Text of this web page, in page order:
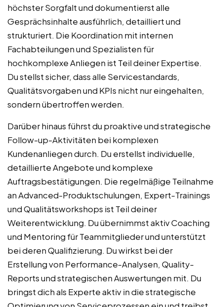
höchster Sorgfalt und dokumentierst alle
Gesprächsinhalte ausführlich, detailliert und
strukturiert. Die Koordination mit internen
Fachabteilungen und Spezialisten für
hochkomplexe Anliegen ist Teil deiner Expertise.
Du stellst sicher, dass alle Servicestandards,
Qualitätsvorgaben und KPIs nicht nur eingehalten,
sondern übertroffen werden.
Darüber hinaus führst du proaktive und strategische
Follow-up-Aktivitäten bei komplexen
Kundenanliegen durch. Du erstellst individuelle,
detaillierte Angebote und komplexe
Auftragsbestätigungen. Die regelmäßige Teilnahme
an Advanced-Produktschulungen, Expert-Trainings
und Qualitätsworkshops ist Teil deiner
Weiterentwicklung. Du übernimmst aktiv Coaching
und Mentoring für Teammitglieder und unterstützt
bei deren Qualifizierung. Du wirkst bei der
Erstellung von Performance-Analysen, Quality-
Reports und strategischen Auswertungen mit. Du
bringst dich als Experte aktiv in die strategische